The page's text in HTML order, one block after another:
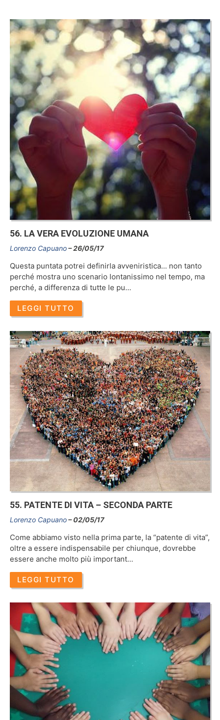
56. LA VERA EVOLUZIONE UMANA
Lorenzo Capuano 26/05/17
Questa puntata potrei definirla avveniristica... non tanto
perché mostra uno scenario lontanissimo nel tempo, ma
perché, a differenza di tutte le pu…
LEGGI TUTTO
55. PATENTE DI VITA – SECONDA PARTE
Lorenzo Capuano 02/05/17
Come abbiamo visto nella prima parte, la “patente di vita”,
oltre a essere indispensabile per chiunque, dovrebbe
essere anche molto più important…
LEGGI TUTTO